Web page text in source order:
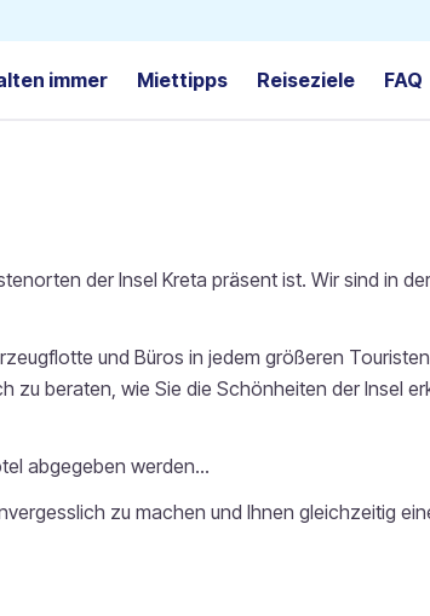
immer Miettipps Reiseziele FAQ
der Insel Kreta präsent ist. Wir sind in
und Büros in jedem größeren
zu beraten, wie Sie die Schönheiten der Insel
abgegeben werden...
zu machen und Ihnen gleichzeitig